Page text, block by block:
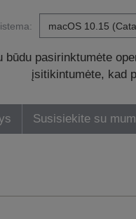
pasirinktumėte
įsitikintumėte, kad
Susisiekite su